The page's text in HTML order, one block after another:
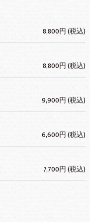
8,800円 (税込)
8,800円 (税込)
9,900円 (税込)
6,600円 (税込)
7,700円 (税込)